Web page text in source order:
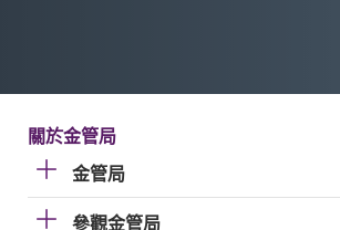
關於金管局
金管局
參觀金管局